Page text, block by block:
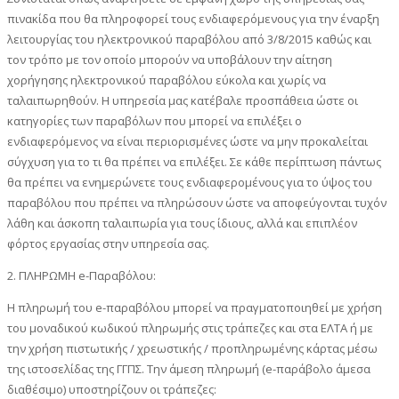
πινακίδα που θα πληροφορεί τους ενδιαφερόμενους για την έναρξη
λειτουργίας του ηλεκτρονικού παραβόλου από 3/8/2015 καθώς και
τον τρόπο με τον οποίο μπορούν να υποβάλουν την αίτηση
χορήγησης ηλεκτρονικού παραβόλου εύκολα και χωρίς να
ταλαιπωρηθούν. Η υπηρεσία μας κατέβαλε προσπάθεια ώστε οι
κατηγορίες των παραβόλων που μπορεί να επιλέξει ο
ενδιαφερόμενος να είναι περιορισμένες ώστε να μην προκαλείται
σύγχυση για το τι θα πρέπει να επιλέξει. Σε κάθε περίπτωση πάντως
θα πρέπει να ενημερώνετε τους ενδιαφερομένους για το ύψος του
παραβόλου που πρέπει να πληρώσουν ώστε να αποφεύγονται τυχόν
λάθη και άσκοπη ταλαιπωρία για τους ίδιους, αλλά και επιπλέον
φόρτος εργασίας στην υπηρεσία σας.
2. ΠΛΗΡΩΜΗ e-Παραβόλου:
Η πληρωμή του e-παραβόλου μπορεί να πραγματοποιηθεί με χρήση
του μοναδικού κωδικού πληρωμής στις τράπεζες και στα ΕΛΤΑ ή με
την χρήση πιστωτικής / χρεωστικής / προπληρωμένης κάρτας μέσω
της ιστοσελίδας της ΓΓΠΣ. Την άμεση πληρωμή (e-παράβολο άμεσα
διαθέσιμο) υποστηρίζουν οι τράπεζες: